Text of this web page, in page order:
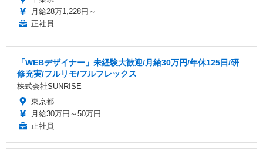
月給28万1,228円～
正社員
「WEBデザイナー」未経験大歓迎/月給30万円/年休125日/研
修充実/フルリモ/フルフレックス
株式会社SUNRISE
東京都
月給30万円～50万円
正社員